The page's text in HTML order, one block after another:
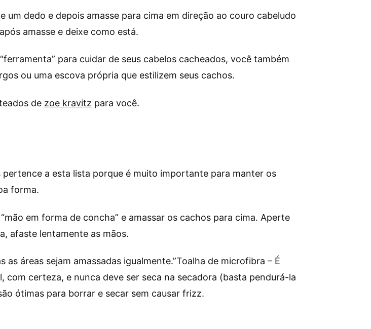
um dedo e depois amasse para cima em direção ao couro cabeludo
amasse e deixe como está.
para cuidar de seus cabelos cacheados, você também
ou uma escova própria que estilizem seus cachos.
de zoe kravitz para você.
pertence a esta lista porque é muito importante para manter os
forma.
em forma de concha” e amassar os cachos para cima. Aperte
afaste lentamente as mãos.
áreas sejam amassadas igualmente.”Toalha de microfibra – É
certeza, e nunca deve ser seca na secadora (basta pendurá-la
ótimas para borrar e secar sem causar frizz.